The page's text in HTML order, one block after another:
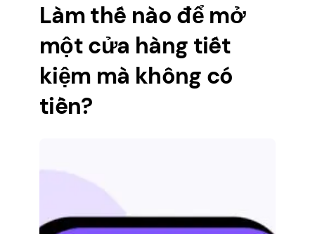
Làm thế nào để mở
một cửa hàng tiết
kiệm mà không có
tiền?